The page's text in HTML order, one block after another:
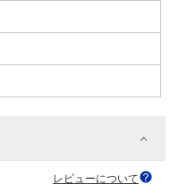
レビューについて